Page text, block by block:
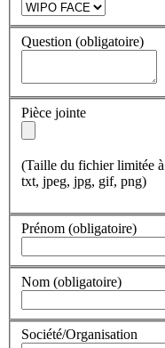
Question (obligatoire)
Pièce jointe
(Taille du fichier limitée
txt, jpeg, jpg, gif, png)
Prénom (obligatoire)
Nom (obligatoire)
Société/Organisation